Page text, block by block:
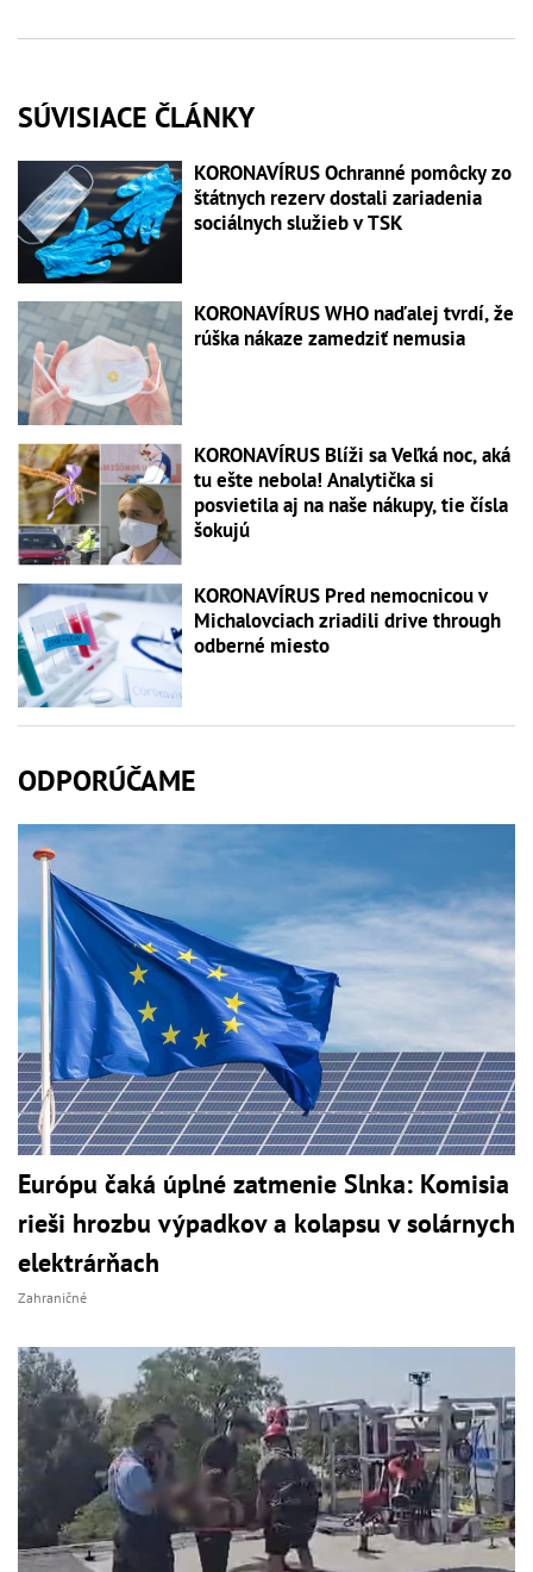
SÚVISIACE ČLÁNKY
KORONAVÍRUS Ochranné pomôcky zo
štátnych rezerv dostali zariadenia
sociálnych služieb v TSK
KORONAVÍRUS WHO naďalej tvrdí, že
rúška nákaze zamedziť nemusia
KORONAVÍRUS Blíži sa Veľká noc, aká
tu ešte nebola! Analytička si
posvietila aj na naše nákupy, tie čísla
šokujú
KORONAVÍRUS Pred nemocnicou v
Michalovciach zriadili drive through
odberné miesto
ODPORÚČAME
Európu čaká úplné zatmenie Slnka: Komisia
rieši hrozbu výpadkov a kolapsu v solárnych
elektrárňach
Zahraničné